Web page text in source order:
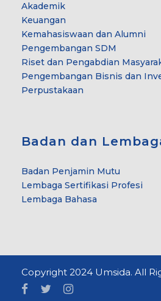
Akademik
Keuangan
Kemahasiswaan dan Alumni
Pengembangan SDM
Riset dan Pengabdian
Pengembangan Bisnis dan
Perpustakaan
Badan dan
Badan Penjamin Mutu
Lembaga Sertifikasi Profesi
Lembaga Bahasa
Copyright 2024 Umsida. All